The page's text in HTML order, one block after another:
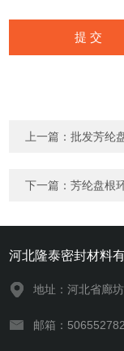
上一篇：批发芳纶
下一篇：芳纶盘根
河北隆泰密封材料
地址：河北省廊
邮箱：